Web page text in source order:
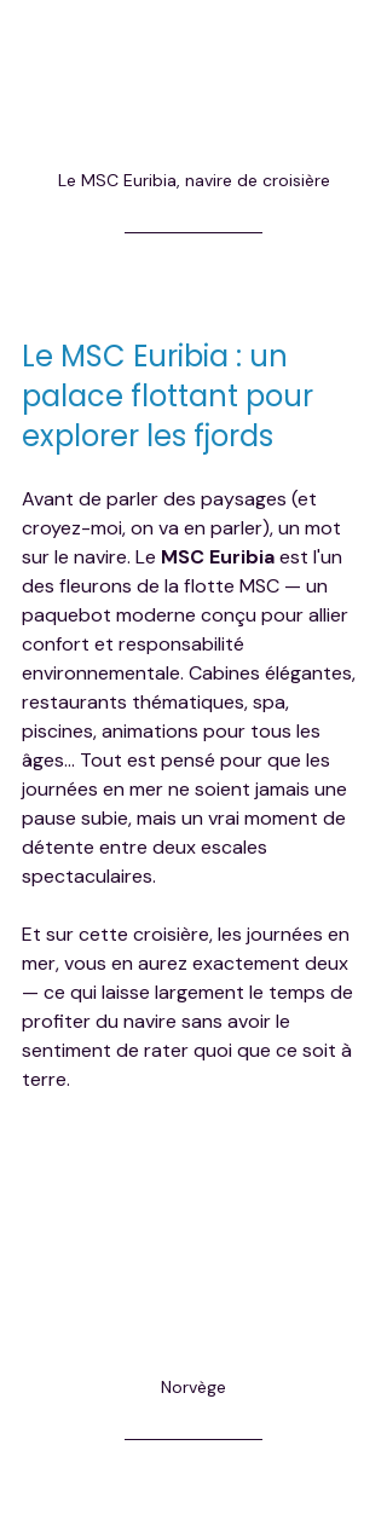
Le MSC Euribia, navire de croisière
Le MSC Euribia : un
palace flottant pour
explorer les fjords
Avant de parler des paysages (et
croyez-moi, on va en parler), un mot
sur le navire. Le MSC Euribia est l'un
des fleurons de la flotte MSC — un
paquebot moderne conçu pour allier
confort et responsabilité
environnementale. Cabines élégantes,
restaurants thématiques, spa,
piscines, animations pour tous les
âges… Tout est pensé pour que les
journées en mer ne soient jamais une
pause subie, mais un vrai moment de
détente entre deux escales
spectaculaires.
Et sur cette croisière, les journées en
mer, vous en aurez exactement deux
— ce qui laisse largement le temps de
profiter du navire sans avoir le
sentiment de rater quoi que ce soit à
terre.
Norvège